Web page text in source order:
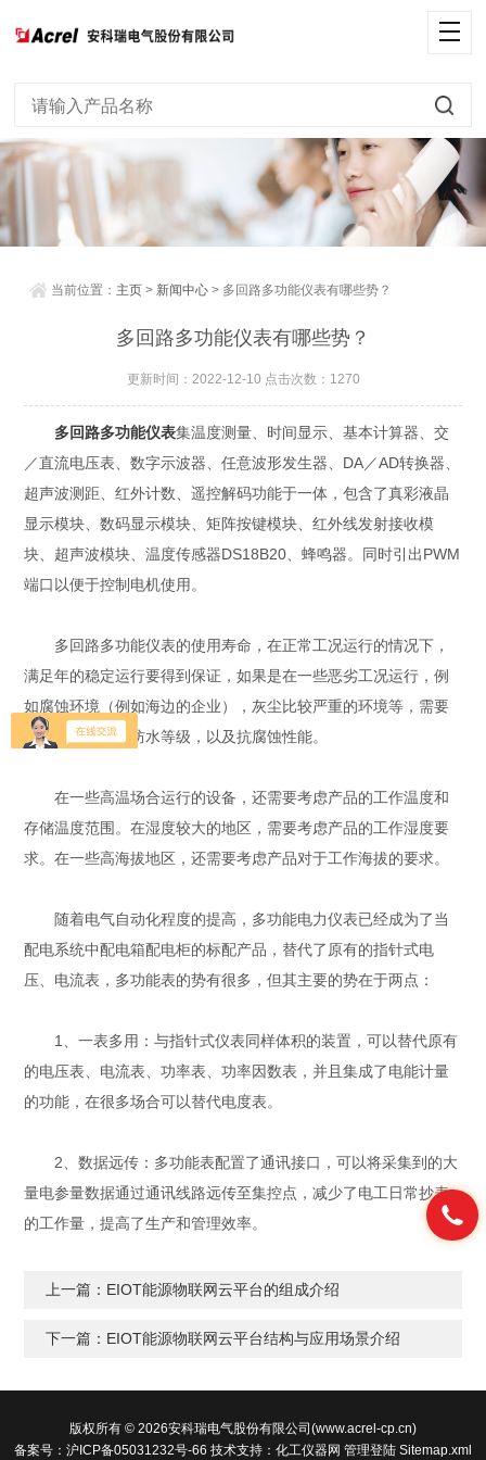
当前位置： 主页 > 新闻中心 > 多回路多功能仪表有哪些势？
多回路多功能仪表有哪些势？
更新时间：2022-12-10 点击次数：1270
多回路多功能仪表集温度测量、时间显示、基本计算器、交
／直流电压表、数字示波器、任意波形发生器、DA／AD转换器、
超声波测距、红外计数、遥控解码功能于一体，包含了真彩液晶
显示模块、数码显示模块、矩阵按键模块、红外线发射接收模
块、超声波模块、温度传感器DS18B20、蜂鸣器。同时引出PWM
端口以便于控制电机使用。
多回路多功能仪表的使用寿命，在正常工况运行的情况下，
满足年的稳定运行要得到保证，如果是在一些恶劣工况运行，例
如腐蚀环境（例如海边的企业），灰尘比较严重的环境等，需要
考虑仪表的防尘防水等级，以及抗腐蚀性能。
在一些高温场合运行的设备，还需要考虑产品的工作温度和
存储温度范围。在湿度较大的地区，需要考虑产品的工作湿度要
求。在一些高海拔地区，还需要考虑产品对于工作海拔的要求。
随着电气自动化程度的提高，多功能电力仪表已经成为了当
配电系统中配电箱配电柜的标配产品，替代了原有的指针式电
压、电流表，多功能表的势有很多，但其主要的势在于两点：
1、一表多用：与指针式仪表同样体积的装置，可以替代原有
的电压表、电流表、功率表、功率因数表，并且集成了电能计量
的功能，在很多场合可以替代电度表。
2、数据远传：多功能表配置了通讯接口，可以将采集到的大
量电参量数据通过通讯线路远传至集控点，减少了电工日常抄表
的工作量，提高了生产和管理效率。
上一篇： EIOT能源物联网云平台的组成介绍
下一篇： EIOT能源物联网云平台结构与应用场景介绍
版权所有 © 2026安科瑞电气股份有限公司(www.acrel-cp.cn)
备案号：沪ICP备05031232号-66 技术支持： 化工仪器网 管理登陆 Sitemap.xml